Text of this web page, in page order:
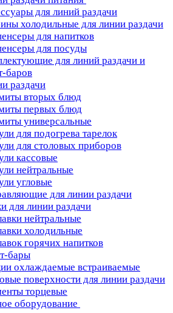
для линий раздачи
холодильные для линии раздачи
для напитков
для посуды
для линий раздачи и
баров
раздачи
вторых блюд
первых блюд
универсальные
для подогрева тарелок
для столовых приборов
кассовые
нейтральные
угловые
для линии раздачи
для линии раздачи
нейтральные
холодильные
горячих напитков
бары
охлаждаемые встраиваемые
поверхности для линии раздачи
торцевые
оборудование